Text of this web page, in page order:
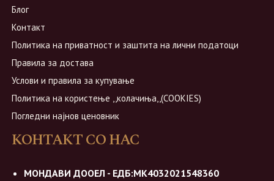
Блог
Контакт
Политика на приватност и заштита на лични податоци
Правила за достава
Услови и правила за купување
Политика на користење ,,колачиња,,(COOKIES)
Погледни најнов ценовник
КОНТАКТ СО НАС
МОНДАВИ ДООЕЛ - ЕДБ:МК4032021548360